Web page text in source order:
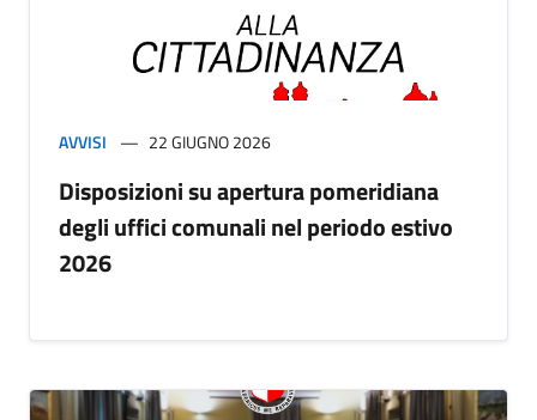
AVVISI 22 GIUGNO 2026
Disposizioni su apertura pomeridiana
degli uffici comunali nel periodo estivo
2026